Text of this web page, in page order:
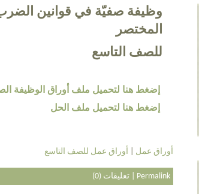
وظيفة صفيّة في قوانين
المختصر
للصف التاسع
إضغط هنا لتحميل ملف أوراق الوظيفة
إضغط هنا لتحميل ملف الحل
أوراق عمل أوراق عمل للصف التاسع
Permalink
|تعليقات (0)